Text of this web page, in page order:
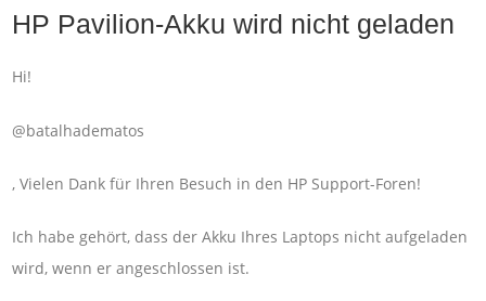
HP Pavilion-Akku wird nicht geladen
Hi!
@batalhadematos
, Vielen Dank für Ihren Besuch in den HP Support-Foren!
Ich habe gehört, dass der Akku Ihres Laptops nicht aufgeladen
wird, wenn er angeschlossen ist.